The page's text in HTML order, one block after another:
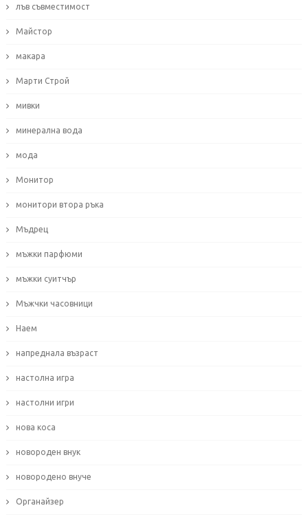
лъв съвместимост
Майстор
макара
Марти Строй
мивки
минерална вода
мода
Монитор
монитори втора ръка
Мъдрец
мъжки парфюми
мъжки суитчър
Мъжчки часовници
Наем
напреднала възраст
настолна игра
настолни игри
нова коса
новороден внук
новородено внуче
Органайзер